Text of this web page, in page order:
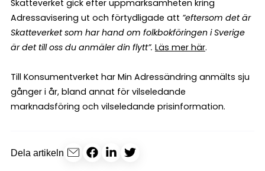
Skatteverket gick efter uppmärksamheten kring
Adressavisering ut och förtydligade att ”eftersom det är
Skatteverket som har hand om folkbokföringen i Sverige
är det till oss du anmäler din flytt”. Läs mer här.
Till Konsumentverket har Min Adressändring anmälts sju
gånger i år, bland annat för vilseledande
marknadsföring och vilseledande prisinformation.
Dela artikeln